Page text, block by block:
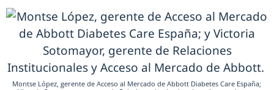
Montse López, gerente de Acceso al Mercado de Abbott Diabetes Care España;